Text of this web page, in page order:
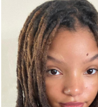
Halle Bailey
Cabello.jpg